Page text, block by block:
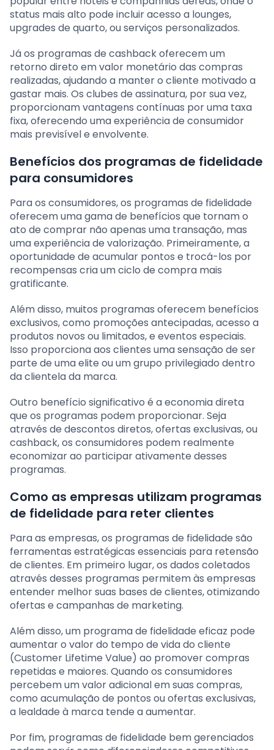
status mais alto pode incluir acesso a lounges,
upgrades de quarto, ou serviços personalizados.
Já os programas de cashback oferecem um
retorno direto em valor monetário das compras
realizadas, ajudando a manter o cliente motivado a
gastar mais. Os clubes de assinatura, por sua vez,
proporcionam vantagens contínuas por uma taxa
fixa, oferecendo uma experiência de consumidor
mais previsível e envolvente.
Benefícios dos programas de fidelidade
para consumidores
Para os consumidores, os programas de fidelidade
oferecem uma gama de benefícios que tornam o
ato de comprar não apenas uma transação, mas
uma experiência de valorização. Primeiramente, a
oportunidade de acumular pontos e trocá-los por
recompensas cria um ciclo de compra mais
gratificante.
Além disso, muitos programas oferecem benefícios
exclusivos, como promoções antecipadas, acesso a
produtos novos ou limitados, e eventos especiais.
Isso proporciona aos clientes uma sensação de ser
parte de uma elite ou um grupo privilegiado dentro
da clientela da marca.
Outro benefício significativo é a economia direta
que os programas podem proporcionar. Seja
através de descontos diretos, ofertas exclusivas, ou
cashback, os consumidores podem realmente
economizar ao participar ativamente desses
programas.
Como as empresas utilizam programas
de fidelidade para reter clientes
Para as empresas, os programas de fidelidade são
ferramentas estratégicas essenciais para retensão
de clientes. Em primeiro lugar, os dados coletados
através desses programas permitem às empresas
entender melhor suas bases de clientes, otimizando
ofertas e campanhas de marketing.
Além disso, um programa de fidelidade eficaz pode
aumentar o valor do tempo de vida do cliente
(Customer Lifetime Value) ao promover compras
repetidas e maiores. Quando os consumidores
percebem um valor adicional em suas compras,
como acumulação de pontos ou ofertas exclusivas,
a lealdade à marca tende a aumentar.
Por fim, programas de fidelidade bem gerenciados